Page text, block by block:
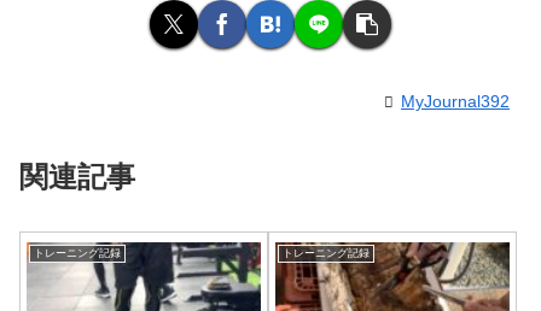
MyJournal392
関連記事
トレーニング記録 トレーニング記録